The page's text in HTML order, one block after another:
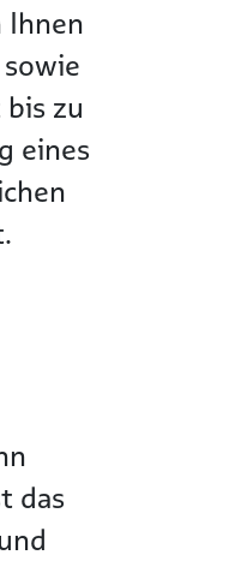
Ihnen
zu
eines
das